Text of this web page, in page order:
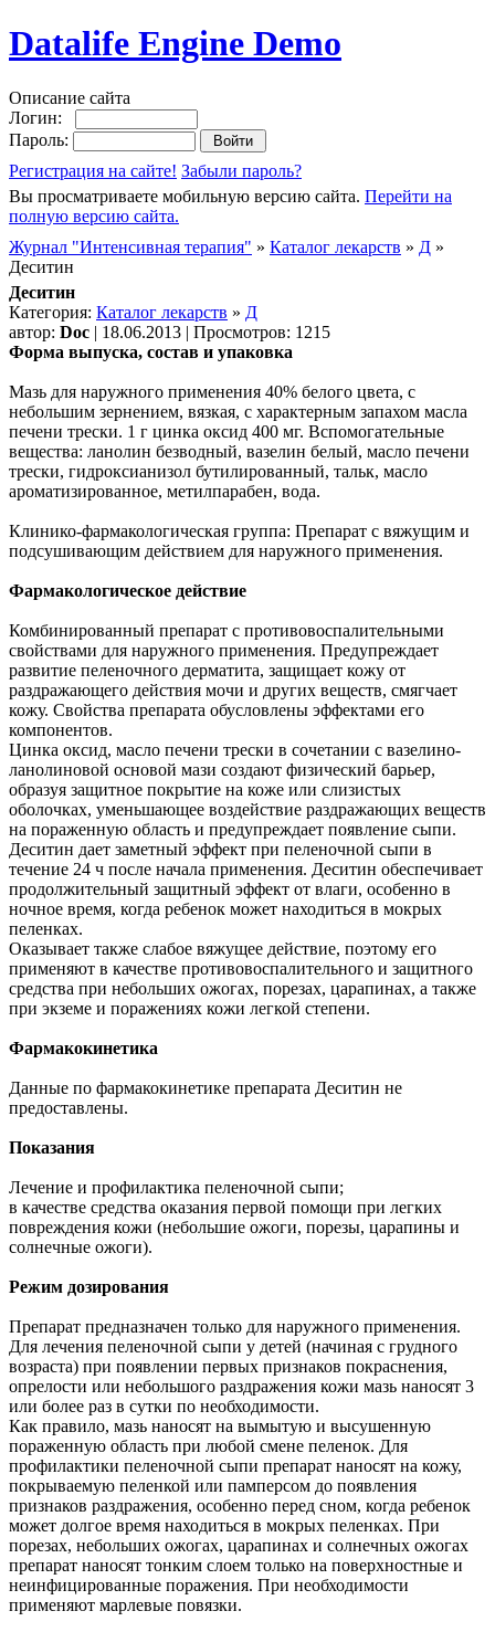
Datalife Engine Demo
Описание сайта
Логин:
Пароль:
Регистрация на сайте! Забыли пароль?
Вы просматриваете мобильную версию сайта. Перейти на
полную версию сайта.
Журнал "Интенсивная терапия" » Каталог лекарств » Д »
Деситин
Деситин
Категория: Каталог лекарств » Д
автор: Doc | 18.06.2013 | Просмотров: 1215
Форма выпуска, состав и упаковка
Мазь для наружного применения 40% белого цвета, с
небольшим зернением, вязкая, с характерным запахом масла
печени трески. 1 г цинка оксид 400 мг. Вспомогательные
вещества: ланолин безводный, вазелин белый, масло печени
трески, гидроксианизол бутилированный, тальк, масло
ароматизированное, метилпарабен, вода.
Клинико-фармакологическая группа: Препарат с вяжущим и
подсушивающим действием для наружного применения.
Фармакологическое действие
Комбинированный препарат с противовоспалительными
свойствами для наружного применения. Предупреждает
развитие пеленочного дерматита, защищает кожу от
раздражающего действия мочи и других веществ, смягчает
кожу. Свойства препарата обусловлены эффектами его
компонентов.
Цинка оксид, масло печени трески в сочетании с вазелино-
ланолиновой основой мази создают физический барьер,
образуя защитное покрытие на коже или слизистых
оболочках, уменьшающее воздействие раздражающих веществ
на пораженную область и предупреждает появление сыпи.
Деситин дает заметный эффект при пеленочной сыпи в
течение 24 ч после начала применения. Деситин обеспечивает
продолжительный защитный эффект от влаги, особенно в
ночное время, когда ребенок может находиться в мокрых
пеленках.
Оказывает также слабое вяжущее действие, поэтому его
применяют в качестве противовоспалительного и защитного
средства при небольших ожогах, порезах, царапинах, а также
при экземе и поражениях кожи легкой степени.
Фармакокинетика
Данные по фармакокинетике препарата Деситин не
предоставлены.
Показания
Лечение и профилактика пеленочной сыпи;
в качестве средства оказания первой помощи при легких
повреждения кожи (небольшие ожоги, порезы, царапины и
солнечные ожоги).
Режим дозирования
Препарат предназначен только для наружного применения.
Для лечения пеленочной сыпи у детей (начиная с грудного
возраста) при появлении первых признаков покраснения,
опрелости или небольшого раздражения кожи мазь наносят 3
или более раз в сутки по необходимости.
Как правило, мазь наносят на вымытую и высушенную
пораженную область при любой смене пеленок. Для
профилактики пеленочной сыпи препарат наносят на кожу,
покрываемую пеленкой или памперсом до появления
признаков раздражения, особенно перед сном, когда ребенок
может долгое время находиться в мокрых пеленках. При
порезах, небольших ожогах, царапинах и солнечных ожогах
препарат наносят тонким слоем только на поверхностные и
неинфицированные поражения. При необходимости
применяют марлевые повязки.